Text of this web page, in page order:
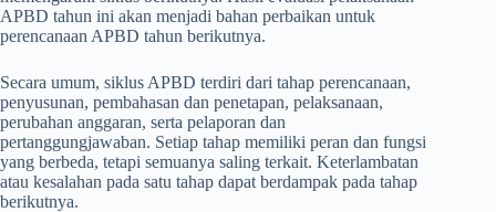
APBD tahun ini akan menjadi bahan perbaikan untuk
perencanaan APBD tahun berikutnya.
Secara umum, siklus APBD terdiri dari tahap perencanaan,
penyusunan, pembahasan dan penetapan, pelaksanaan,
perubahan anggaran, serta pelaporan dan
pertanggungjawaban. Setiap tahap memiliki peran dan fungsi
yang berbeda, tetapi semuanya saling terkait. Keterlambatan
atau kesalahan pada satu tahap dapat berdampak pada tahap
berikutnya.